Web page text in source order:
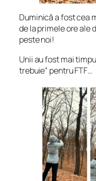
Duminică a fost cea
de la primele ore ale
peste noi!
Unii au fost mai
trebuie” pentru FTF…